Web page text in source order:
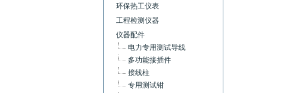
环保热工仪表
工程检测仪器
仪器配件
电力专用测试导线
多功能接插件
接线柱
专用测试钳